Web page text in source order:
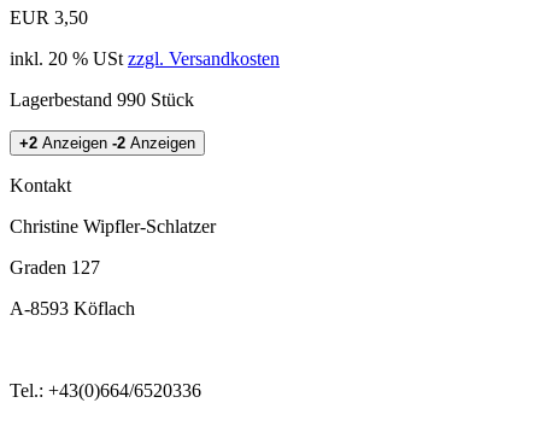
EUR 3,50
inkl. 20 % USt zzgl. Versandkosten
Lagerbestand 990 Stück
+2 Anzeigen -2 Anzeigen
Kontakt
Christine Wipfler-Schlatzer
Graden 127
A-8593 Köflach
Tel.: +43(0)664/6520336